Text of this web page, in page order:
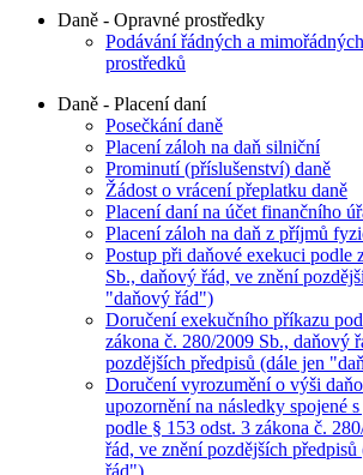
Daně - Opravné prostředky
Podávání řádných a
prostředků
Daně - Placení daní
Posečkání daně
Placení záloh na daň silniční
Prominutí (příslušenství) daně
Žádost o vrácení přeplatku daně
Placení daní na účet finančního
Placení záloh na daň z příjmů
Postup při daňové exekuci podle
Sb., daňový řád, ve znění
"daňový řád")
Doručení exekučního příkazu
zákona č. 280/2009 Sb., daňový
pozdějších předpisů (dále jen
Doručení vyrozumění o výši
upozornění na následky spojené
podle § 153 odst. 3 zákona č.
řád, ve znění pozdějších